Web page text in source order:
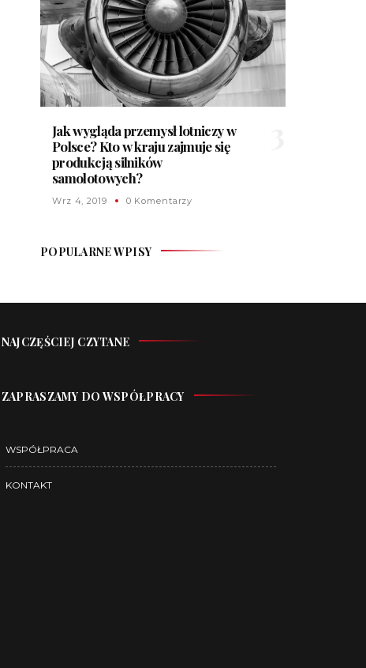
Jak wygląda przemysł lotniczy w
Polsce? Kto w kraju zajmuje się
produkcją silników
samolotowych?
Wrz 4, 2019 0 Komentarzy
POPULARNE WPISY
NAJCZĘŚCIEJ CZYTANE
ZAPRASZAMY DO WSPÓŁPRACY
WSPÓŁPRACA
KONTAKT